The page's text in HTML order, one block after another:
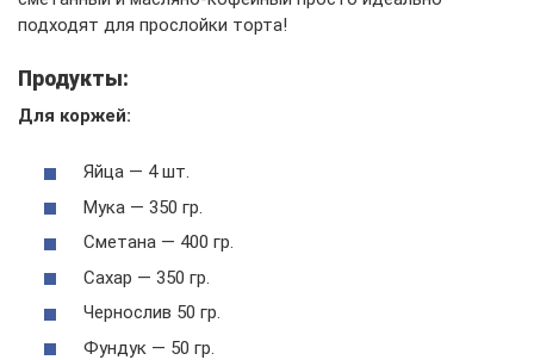
подходят для прослойки торта!
Продукты:
Для коржей:
Яйца — 4 шт.
Мука — 350 гр.
Сметана — 400 гр.
Сахар — 350 гр.
Чернослив 50 гр.
Фундук — 50 гр.